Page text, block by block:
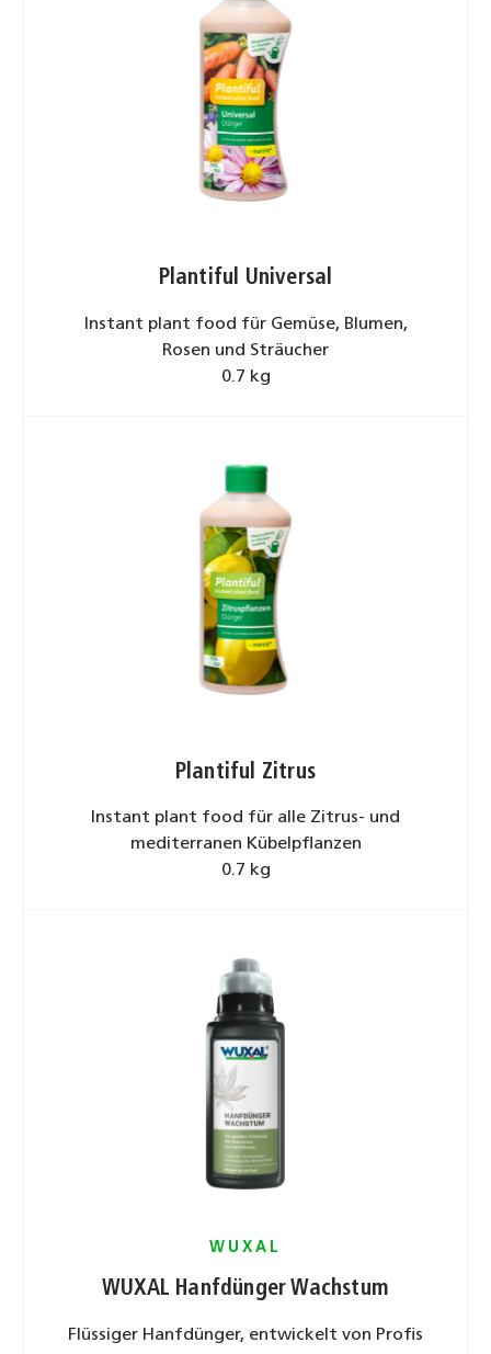
Plantiful Universal
Instant plant food für Gemüse, Blumen,
Rosen und Sträucher
0.7 kg
Plantiful Zitrus
Instant plant food für alle Zitrus- und
mediterranen Kübelpflanzen
0.7 kg
WUXAL
WUXAL Hanfdünger Wachstum
Flüssiger Hanfdünger, entwickelt von Profis